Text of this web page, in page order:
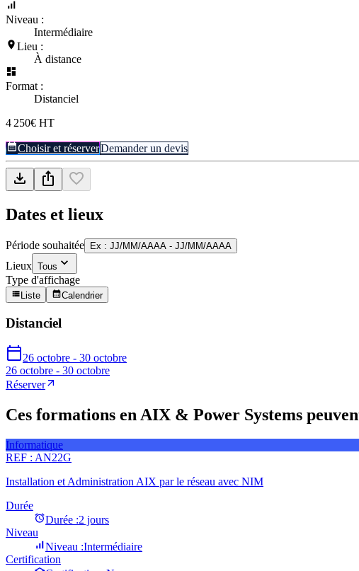
Niveau :
Intermédiaire
Lieu :
À distance
Format :
Distanciel
4 250€ HT
Choisir et réserverDemander un devis
Dates et lieux
Période souhaitée Ex : JJ/MM/AAAA - JJ/MM/AAAA
Lieux Tous
Type d'affichage
Liste Calendrier
Distanciel
26 octobre - 30 octobre
26 octobre - 30 octobre
Réserver
Ces formations en AIX & Power Systems
Informatique
REF : AN22G
Installation et Administration AIX par le réseau avec NIM
Durée
Durée :2 jours
Niveau
Niveau :Intermédiaire
Certification